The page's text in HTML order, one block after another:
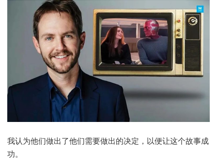
我认为他们做出了他们需要做出的决定，以便让这个故事成
功。